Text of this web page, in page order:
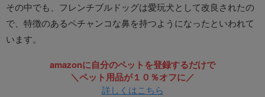
その中でも、フレンチブルドッグは愛玩犬として改良されたの
で、特徴のあるペチャンコな鼻を持つようになったといわれて
います。
amazonに自分のペットを登録するだけで
＼ペット用品が１０％オフに／
詳しくはこちら